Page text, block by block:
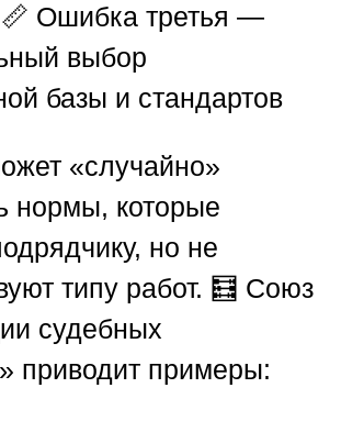
Ошибка третья —
выбор
базы и стандартов
«случайно»
нормы, которые
но не
типу работ. 🧮 Союз
судебных
приводит примеры: